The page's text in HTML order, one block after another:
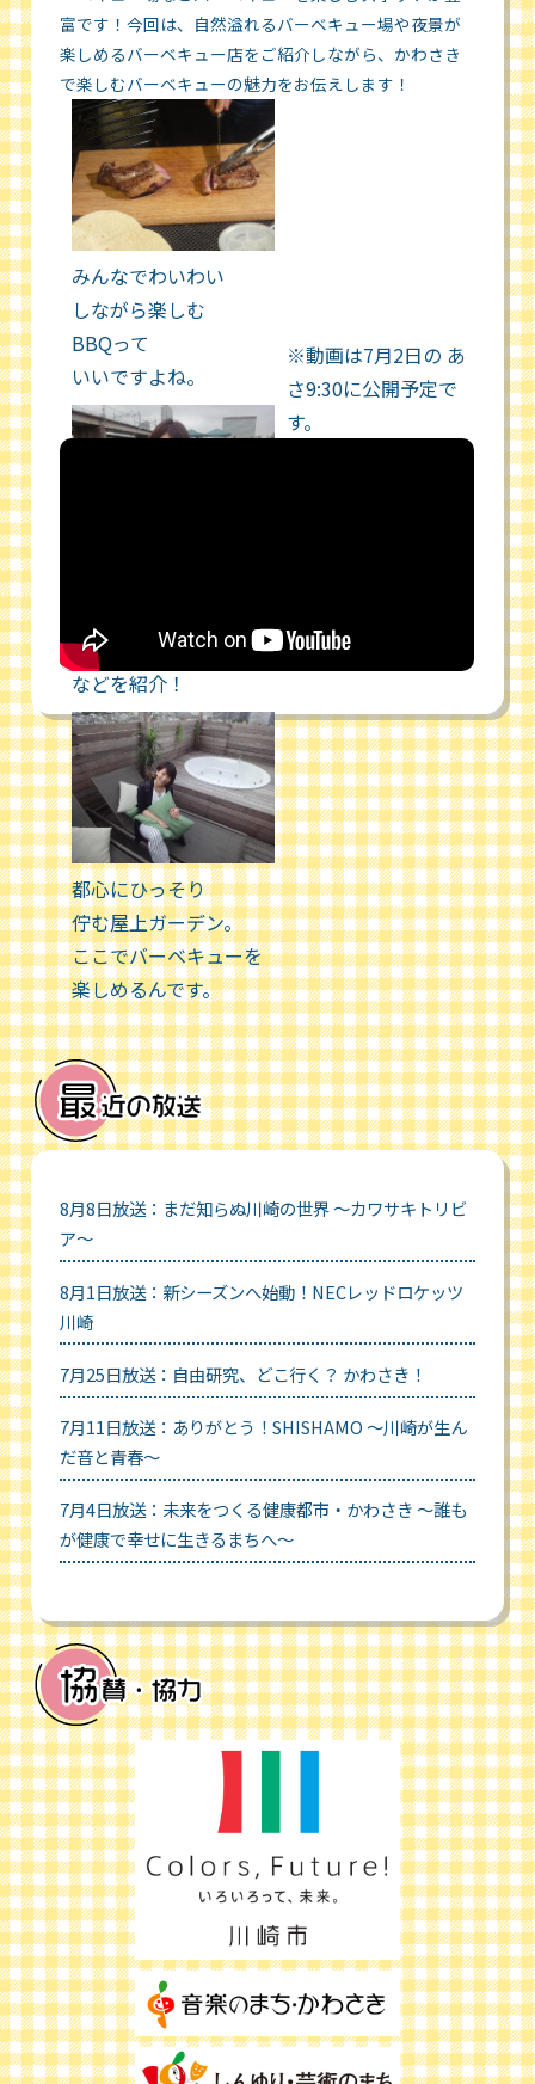
富です！今回は、自然溢れるバーベキュー場や夜景が
楽しめるバーベキュー店をご紹介しながら、かわさき
で楽しむバーベキューの魅力をお伝えします！
みんなでわいわい
しながら楽しむ
BBQって
いいですよね。
バーベキュー場
などを紹介！
都心にひっそり
佇む屋上ガーデン。
ここでバーベキューを
楽しめるんです。
※動画は7月2日の あ
さ9:30に公開予定で
す。
8月8日放送：まだ知らぬ川崎の世界 ～カワサキトリビ
ア～
8月1日放送：新シーズンへ始動！NECレッドロケッツ
川崎
7月25日放送：自由研究、どこ行く？ かわさき！
7月11日放送：ありがとう！SHISHAMO ～川崎が生ん
だ音と青春～
7月4日放送：未来をつくる健康都市・かわさき ～誰も
が健康で幸せに生きるまちへ～